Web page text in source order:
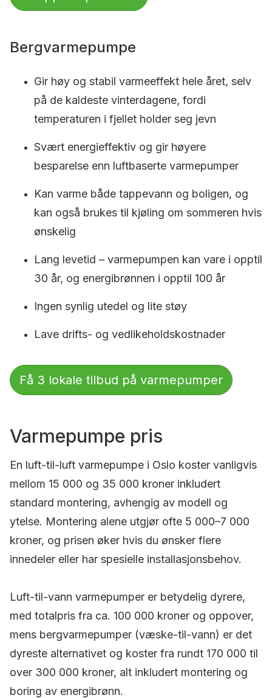
Bergvarmepumpe
Gir høy og stabil varmeeffekt hele året, selv
på de kaldeste vinterdagene, fordi
temperaturen i fjellet holder seg jevn
Svært energieffektiv og gir høyere
besparelse enn luftbaserte varmepumper
Kan varme både tappevann og boligen, og
kan også brukes til kjøling om sommeren hvis
ønskelig
Lang levetid – varmepumpen kan vare i opptil
30 år, og energibrønnen i opptil 100 år
Ingen synlig utedel og lite støy
Lave drifts- og vedlikeholdskostnader
Få 3 lokale tilbud på varmepumper
Varmepumpe pris
En luft-til-luft varmepumpe i Oslo koster vanligvis
mellom 15 000 og 35 000 kroner inkludert
standard montering, avhengig av modell og
ytelse. Montering alene utgjør ofte 5 000–7 000
kroner, og prisen øker hvis du ønsker flere
innedeler eller har spesielle installasjonsbehov.
Luft-til-vann varmepumper er betydelig dyrere,
med totalpris fra ca. 100 000 kroner og oppover,
mens bergvarmepumper (væske-til-vann) er det
dyreste alternativet og koster fra rundt 170 000 til
over 300 000 kroner, alt inkludert montering og
boring av energibrønn.